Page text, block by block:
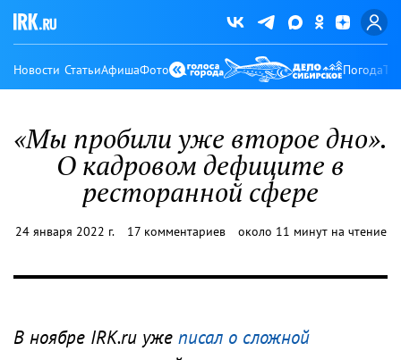
Новости СтатьиАфишаФото Погода
«Мы пробили уже второе дно».
О кадровом дефиците в
ресторанной сфере
24 января 2022 г. 17 комментариев около 11 минут на чтение
В ноябре IRK.ru уже писал о сложной